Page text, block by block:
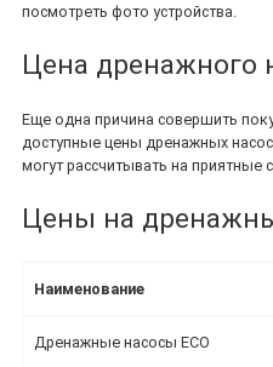
посмотреть фото устройства.
Цена дренажного
Еще одна причина совершить
доступные цены дренажных
могут рассчитывать на приятные
Цены на
Наименование
Дренажные насосы ECO